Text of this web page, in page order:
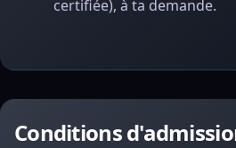
certifiée), à ta demande.
Conditions